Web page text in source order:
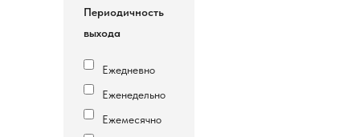
Периодичность
выхода
Ежедневно
Еженедельно
Ежемесячно